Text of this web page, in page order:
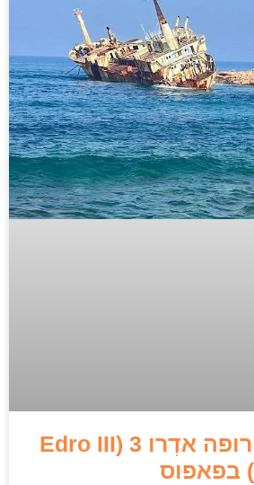
הספינה הטרופה אדְרו 3 (Edro III